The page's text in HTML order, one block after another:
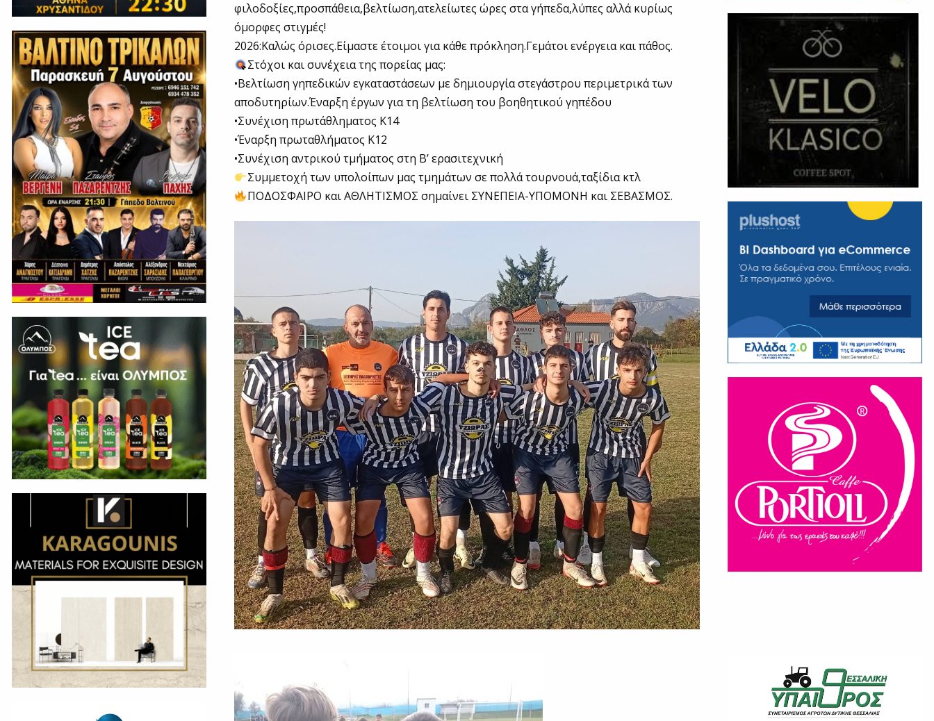
φιλοδοξίες,προσπάθεια,βελτίωση,ατελείωτες ώρες στα γήπεδα,λύπες αλλά κυρίως
όμορφες στιγμές!
2026:Καλώς όρισες.Είμαστε έτοιμοι για κάθε πρόκληση.Γεμάτοι ενέργεια και πάθος.
Στόχοι και συνέχεια της πορείας μας:
•Βελτίωση γηπεδικών εγκαταστάσεων με δημιουργία στεγάστρου περιμετρικά των
αποδυτηρίων.Έναρξη έργων για τη βελτίωση του βοηθητικού γηπέδου
•Συνέχιση πρωτάθληματος Κ14
•Έναρξη πρωταθλήματος Κ12
•Συνέχιση αντρικού τμήματος στη Β’ ερασιτεχνική
Συμμετοχή των υπολοίπων μας τμημάτων σε πολλά τουρνουά,ταξίδια κτλ
ΠΟΔΟΣΦΑΙΡΟ και ΑΘΛΗΤΙΣΜΟΣ σημαίνει ΣΥΝΕΠΕΙΑ-ΥΠΟΜΟΝΗ και ΣΕΒΑΣΜΟΣ.